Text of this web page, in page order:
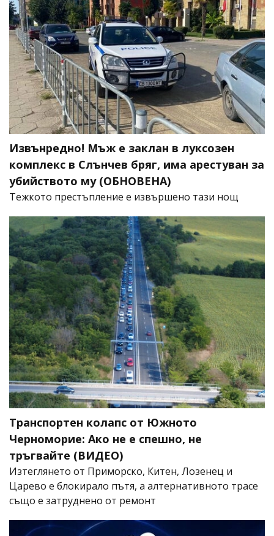
Извънредно! Мъж е заклан в луксозен
комплекс в Слънчев бряг, има арестуван за
убийството му (ОБНОВЕНА)
​Тежкото престъпление е извършено тази нощ
Транспортен колапс от Южното
Черноморие: Ако не е спешно, не
тръгвайте (ВИДЕО)
Изтеглянето от Приморско, Китен, Лозенец и
Царево е блокирало пътя, а алтернативното трасе
също е затруднено от ремонт